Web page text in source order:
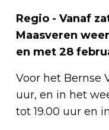
Regio - Vanaf
Maasveren
en met 28
Voor het Bernse
uur, en in het
tot 19.00 uur en